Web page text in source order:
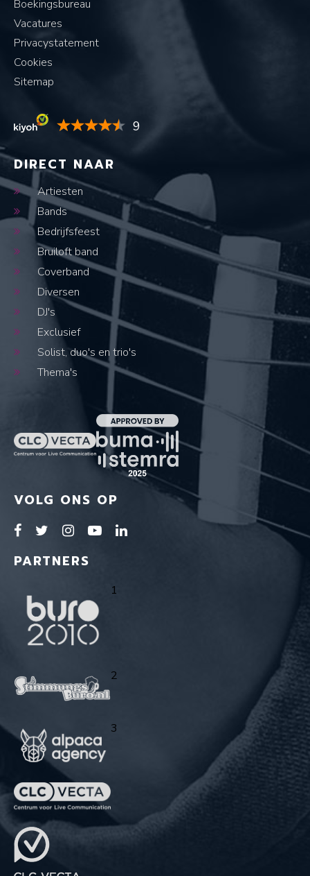
Boekingsbureau
Vacatures
Privacystatement
Cookies
Sitemap
9
DIRECT NAAR
Artiesten
Bands
Bedrijfsfeest
Bruiloft band
Coverband
Diversen
DJ's
Exclusief
Solist, duo's en trio's
Thema's
VOLG ONS OP
PARTNERS
1
2
3